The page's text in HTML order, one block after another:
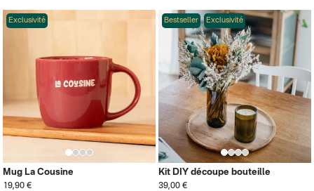
Exclusivité
Mug La Cousine
19,90 €
Bestseller Exclusivité
Kit DIY découpe bouteille
39,00 €